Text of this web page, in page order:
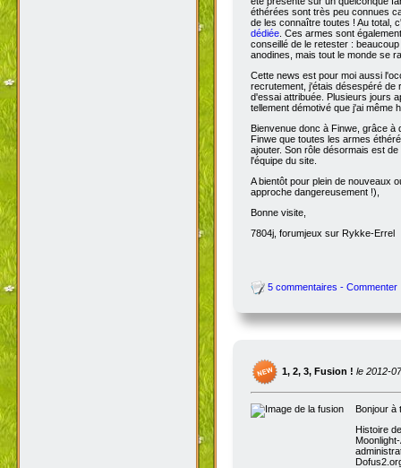
éthérées sont très peu connues
de les connaître toutes ! Au total,
dédiée. Ces armes sont
conseillé de le retester :
anodines, mais tout le monde se
Cette news est pour moi aussi
recrutement, j'étais désespéré de
d'essai attribuée. Plusieurs jours
tellement démotivé que j'ai même
Bienvenue donc à Finwe, grâce
Finwe que toutes les armes
ajouter. Son rôle désormais est
l'équipe du site.
A bientôt pour plein de nouveaux
approche dangereusement !),
Bonne visite,
7804j, forumjeux sur Rykke-Errel
5 commentaires - Commenter
1, 2, 3, Fusion ! le 2012-
Bonjour à
Histoire